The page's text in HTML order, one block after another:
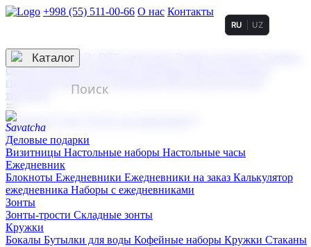
+998 (55) 511-00-66 О нас Контакты
3D гравировка
смолой (Doming)
гравировка твердая
тиснение
RU UZ
☰
Контакты
Каталог
Деловые подарки
Визитницы Настольные наборы Настольные часы
Ежедневник
Блокноты Ежедневники Ежедневники на заказ Калькулятор
ежедневника Наборы с ежедневниками
Зонты
Зонты-трости Складные зонты
Кружки
Бокалы Бутылки для воды Кофейные наборы Кружки Стаканы